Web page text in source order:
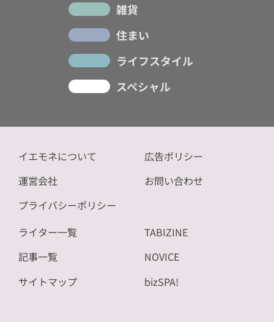
雑貨
住まい
ライフスタイル
スペシャル
イエモネについて
運営会社
プライバシーポリシー
広告ポリシー
お問い合わせ
ライター一覧
記事一覧
サイトマップ
TABIZINE
NOVICE
bizSPA!